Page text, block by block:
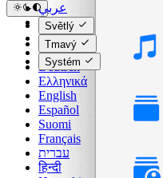
عربي
Català
Čeština
Dansk
Deutsch
Ελληνικά
English
Español
Suomi
Français
עברית
हिन्दी
Světlý
Tmavý
Systém